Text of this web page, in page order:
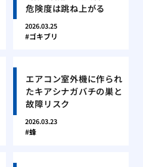
危険度は跳ね上がる
2026.03.25
ゴキブリ
エアコン室外機に作られ
たキアシナガバチの巣と
故障リスク
2026.03.23
蜂